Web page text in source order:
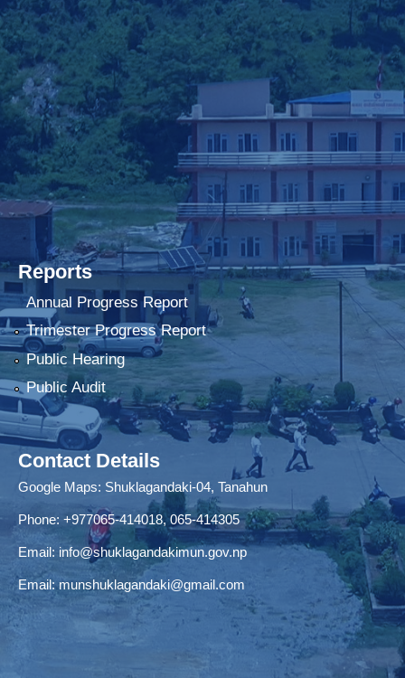
Reports
Annual Progress Report
Trimester Progress Report
Public Hearing
Public Audit
Contact Details
Google Maps: Shuklagandaki-04, Tanahun
Phone: +977065-414018,065-414305
Email: info@shuklagandakimun.gov.np
Email:munshuklagandaki@gmail.com